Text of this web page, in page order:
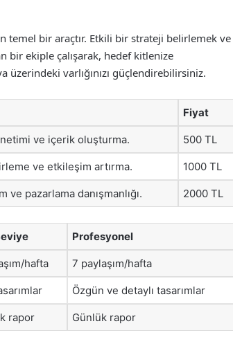
temel bir araçtır. Etkili bir strateji belirlemek ve
bir ekiple çalışarak, hedef kitlenize
üzerindeki varlığınızı güçlendirebilirsiniz.
Fiyat
ve içerik oluşturma. 500 TL
ve etkileşim artırma. 1000 TL
ve pazarlama danışmanlığı. 2000 TL
Profesyonel
hafta 7 paylaşım/hafta
Özgün ve detaylı tasarımlar
rapor Günlük rapor